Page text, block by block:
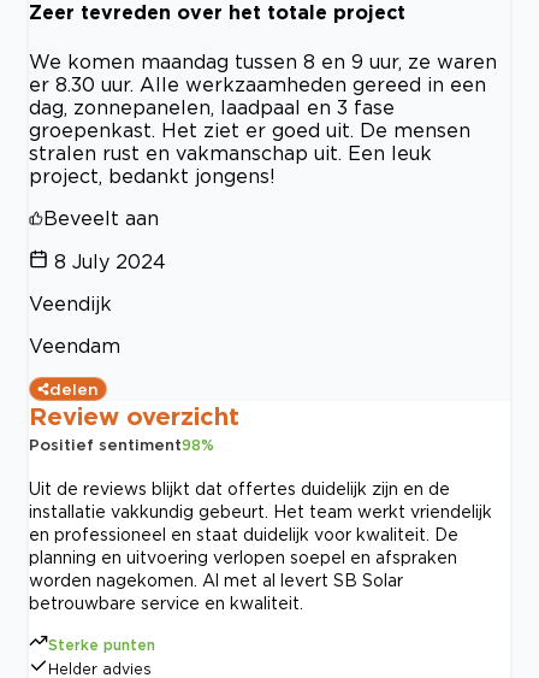
Zeer tevreden over het totale project
We komen maandag tussen 8 en 9 uur, ze waren
er 8.30 uur. Alle werkzaamheden gereed in een
dag, zonnepanelen, laadpaal en 3 fase
groepenkast. Het ziet er goed uit. De mensen
stralen rust en vakmanschap uit. Een leuk
project, bedankt jongens!
Beveelt aan
8 July 2024
Veendijk
Veendam
delen
Review overzicht
Positief sentiment98%
Uit de reviews blijkt dat offertes duidelijk zijn en de
installatie vakkundig gebeurt. Het team werkt vriendelijk
en professioneel en staat duidelijk voor kwaliteit. De
planning en uitvoering verlopen soepel en afspraken
worden nagekomen. Al met al levert SB Solar
betrouwbare service en kwaliteit.
Sterke punten
Helder advies